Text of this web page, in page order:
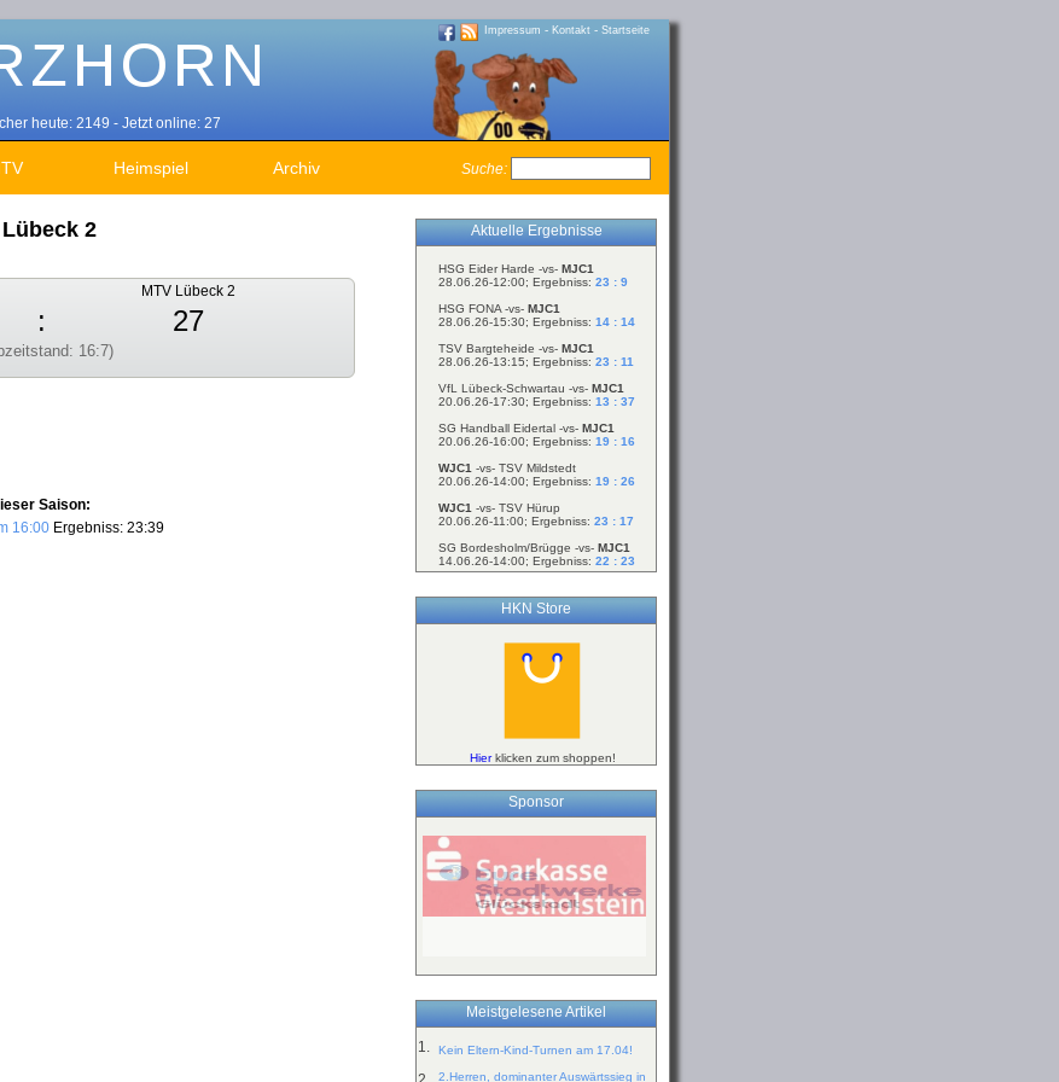
Impressum - Kontakt - Startseite
heute: 2149 - Jetzt online: 27
Heimspiel Archiv Suche:
2
MTV Lübeck 2
: 27
16:7)
Saison:
16:00 Ergebniss: 23:39
Aktuelle Ergebnisse
HSG Eider Harde -vs- MJC1
28.06.26-12:00; Ergebniss: 23 : 9
HSG FONA -vs- MJC1
28.06.26-15:30; Ergebniss: 14 : 14
TSV Bargteheide -vs- MJC1
28.06.26-13:15; Ergebniss: 23 : 11
VfL Lübeck-Schwartau -vs- MJC1
20.06.26-17:30; Ergebniss: 13 : 37
SG Handball Eidertal -vs- MJC1
20.06.26-16:00; Ergebniss: 19 : 16
WJC1 -vs- TSV Mildstedt
20.06.26-14:00; Ergebniss: 19 : 26
WJC1 -vs- TSV Hürup
20.06.26-11:00; Ergebniss: 23 : 17
SG Bordesholm/Brügge -vs- MJC1
14.06.26-14:00; Ergebniss: 22 : 23
HKN Store
Hierklicken zum shoppen!
Sponsor
Meistgelesene Artikel
1. Kein Eltern-Kind-Turnen am 17.04!
2.Herren, dominanter Auswärtssieg in